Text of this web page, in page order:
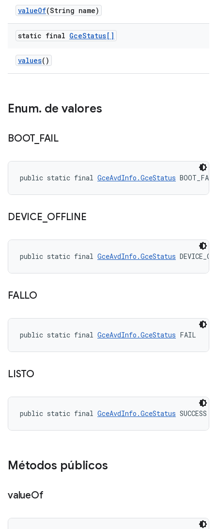
valueOf(String name)
static final GceStatus[]
values()
Enum. de valores
BOOT_ FAIL
public static final GceAvdInfo.GceStatus BOOT_FAIL
DEVICE OFFLINE
public static final GceAvdInfo.GceStatus
FALLO
public static final GceAvdInfo.GceStatus FAIL
LISTO
public static final GceAvdInfo.GceStatus SUCCESS
Métodos públicos
valueOf